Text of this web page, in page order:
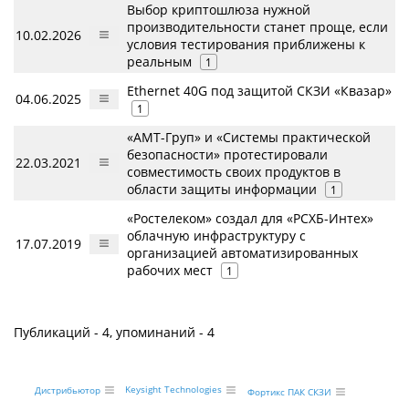
10.02.2026
Выбор криптошлюза нужной
производительности станет проще, если
условия тестирования приближены к
реальным
1
04.06.2025 Ethernet 40G под защитой СКЗИ «Квазар»
1
22.03.2021
«АМТ-Груп» и «Системы практической
безопасности» протестировали
совместимость своих продуктов в
области защиты информации
1
17.07.2019
«Ростелеком» создал для «РСХБ-Интех»
облачную инфраструктуру с
организацией автоматизированных
рабочих мест
1
Публикаций - 4, упоминаний - 4
Фортикс ПАК СКЗИ
Keysight Technologies
Дистрибьютор